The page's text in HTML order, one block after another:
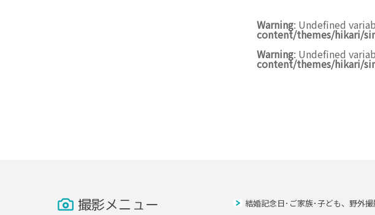
Warning: Undefined
content/themes/hikari/
Warning: Undefined
content/themes/hikari/
撮影メニュー
結婚記念日･ご家族･子ども、野外撮